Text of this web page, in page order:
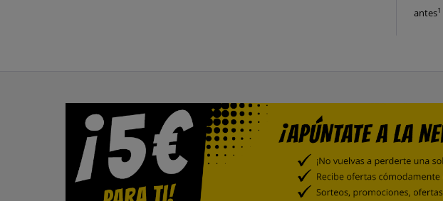
antes1